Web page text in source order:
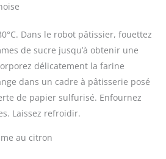
Dans le robot pâtissier, fouettez
de sucre jusqu’à obtenir une
délicatement la farine
dans un cadre à pâtisserie posé
de papier sulfurisé. Enfournez
Laissez refroidir.
au citron